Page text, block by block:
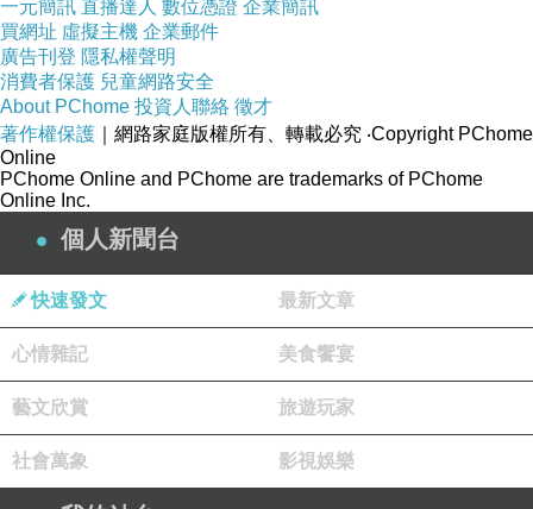
粉萼鼠尾草
Salvia officinalis
別名洋蘇草、丹參，原產於地中海以及北非等地
區，花朵類似薰衣草，多年生草本植物；花語是
「智慧」。
一元簡訊 直播達人 數位憑證 企業簡訊
買網址 虛擬主機 企業郵件
廣告刊登 隱私權聲明
消費者保護 兒童網路安全
About PChome 投資人聯絡 徵才
著作權保護 ｜網路家庭版權所有、轉載必究 ‧Copyright PChome
Online
PChome Online and PChome are trademarks of PChome
Online Inc.
個人新聞台
快速發文 最新文章
心情雜記 美食饗宴
藝文欣賞 旅遊玩家
社會萬象 影視娛樂